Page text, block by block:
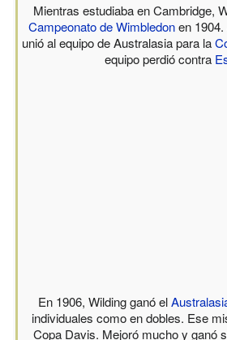
Mientras estudiaba en Cambridge,
Campeonato de Wimbledonen 1904.
unió al equipo de Australasia para la
equipo perdió contra
En 1906, Wilding ganó el
individuales como en dobles. Ese
Copa Davis. Mejoró mucho y ganó